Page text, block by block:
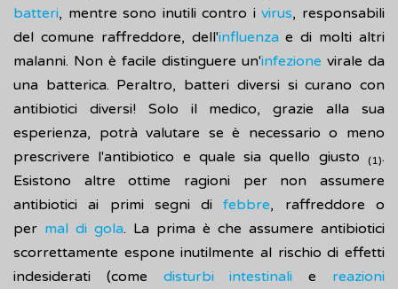
batteri, mentre sono inutili contro ivirus, responsabili
del comune raffreddore, dell'influenzae di molti altri
malanni. Non è facile distinguere un'infezione virale da
una batterica. Peraltro, batteri diversi si curano con
antibiotici diversi! Solo il medico, grazie alla sua
esperienza, potrà valutare se è necessario o meno
prescrivere l'antibiotico e quale sia quello giusto
(1).
Esistono altre ottime ragioni per non assumere
antibiotici ai primi segni difebbre, raffreddore o
per mal di gola. La prima è che assumere antibiotici
scorrettamente espone inutilmente al rischio di effetti
indesiderati (come disturbi intestinali e reazioni